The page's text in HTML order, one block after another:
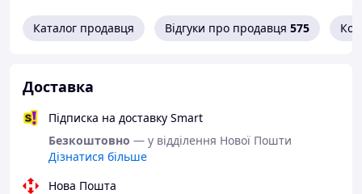
Каталог продавця Відгуки про продавця 575
Доставка
Підписка на доставку Smart
Безкоштовно — у відділення Нової Пошти
Дізнатися більше
Нова Пошта